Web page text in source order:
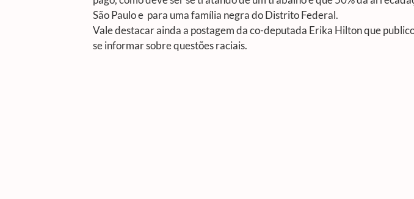
São Paulo e para uma família negra do Distrito Federal.
Vale destacar ainda a postagem da co-deputada Erika Hilton que
se informar sobre questões raciais.